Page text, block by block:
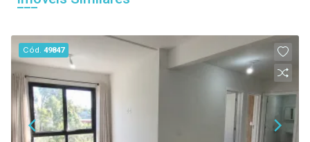
Cód.49847